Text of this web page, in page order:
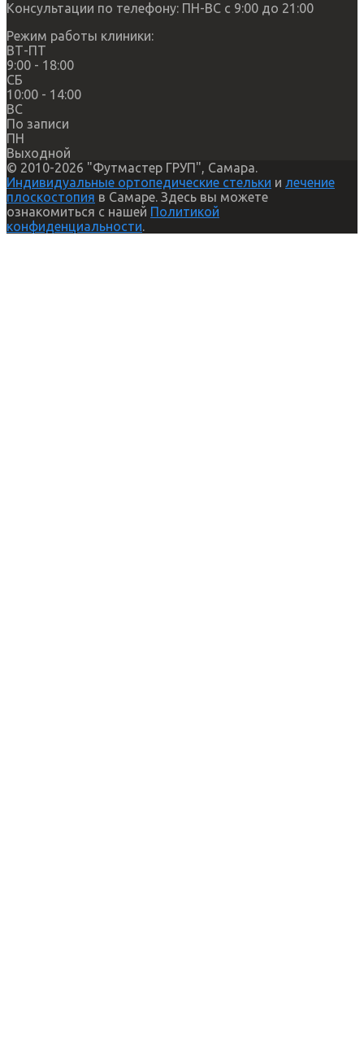
Консультации по телефону: ПН-ВС с 9:00 до 21:00
Режим работы клиники:
ВТ-ПТ
9:00 - 18:00
СБ
10:00 - 14:00
ВС
По записи
ПН
Выходной
© 2010-2026 "Футмастер ГРУП", Самара.
Индивидуальные ортопедические стельки и лечение
плоскостопия в Самаре. Здесь вы можете
ознакомиться с нашей Политикой
конфиденциальности.